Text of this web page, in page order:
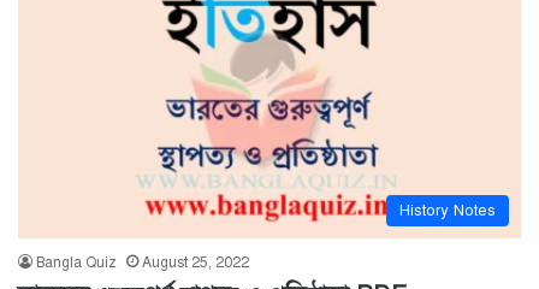
History Notes
Bangla Quiz August 25, 2022